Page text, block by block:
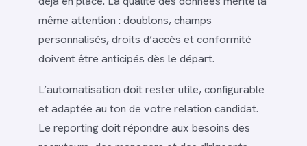
même attention : doublons, champs
personnalisés, droits d’accès et conformité
doivent être anticipés dès le départ.
L’automatisation doit rester utile, configurable
et adaptée au ton de votre relation candidat.
Le reporting doit répondre aux besoins des